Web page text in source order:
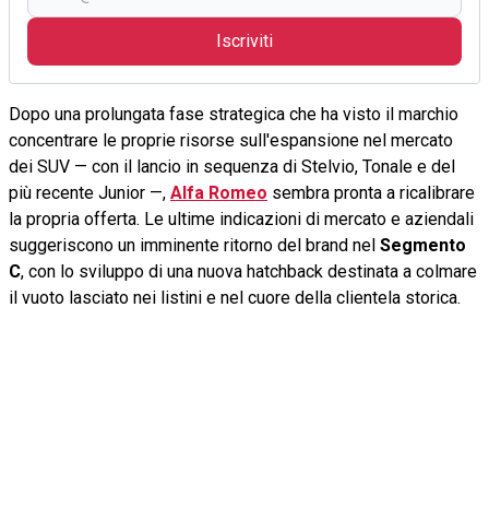
Iscriviti
Dopo una prolungata fase strategica che ha visto il marchio
concentrare le proprie risorse sull'espansione nel mercato
dei SUV — con il lancio in sequenza di Stelvio, Tonale e del
più recente Junior —, Alfa Romeo sembra pronta a ricalibrare
la propria offerta. Le ultime indicazioni di mercato e aziendali
suggeriscono un imminente ritorno del brand nel Segmento
C, con lo sviluppo di una nuova hatchback destinata a colmare
il vuoto lasciato nei listini e nel cuore della clientela storica.